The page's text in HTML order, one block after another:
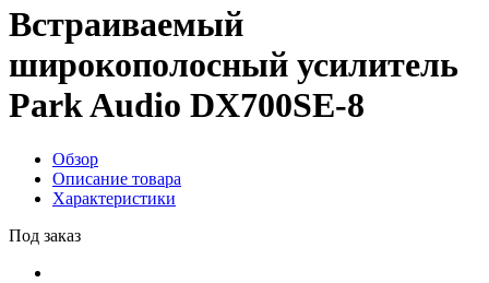
Встраиваемый
широкополосный усилитель
Park Audio DX700SE-8
Обзор
Описание товара
Характеристики
Под заказ